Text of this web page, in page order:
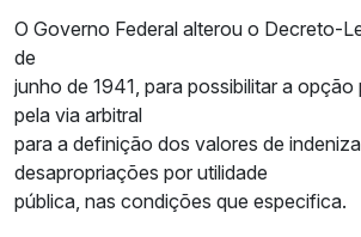
O Governo Federal alterou o Decreto-
de
junho de 1941, para possibilitar a
pela via arbitral
para a definição dos valores de
desapropriações por utilidade
pública, nas condições que especifica.